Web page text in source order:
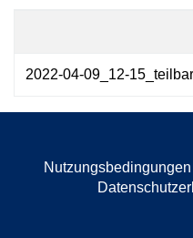
2022-04-09_12-
Nutzungsbedingungen